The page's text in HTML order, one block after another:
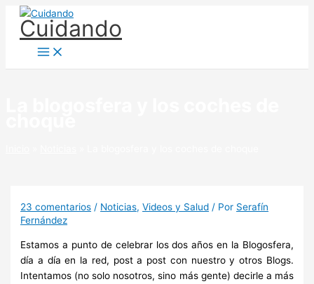
contenido
Cuidando
23 comentarios / Noticias,Videos y Salud / Por Serafín
Fernández
Estamos a punto de celebrar los dos años en la Blogosfera,
día a día en la red, post a post con nuestro y otros Blogs.
Intentamos (no solo nosotros, sino más gente) decirle a más